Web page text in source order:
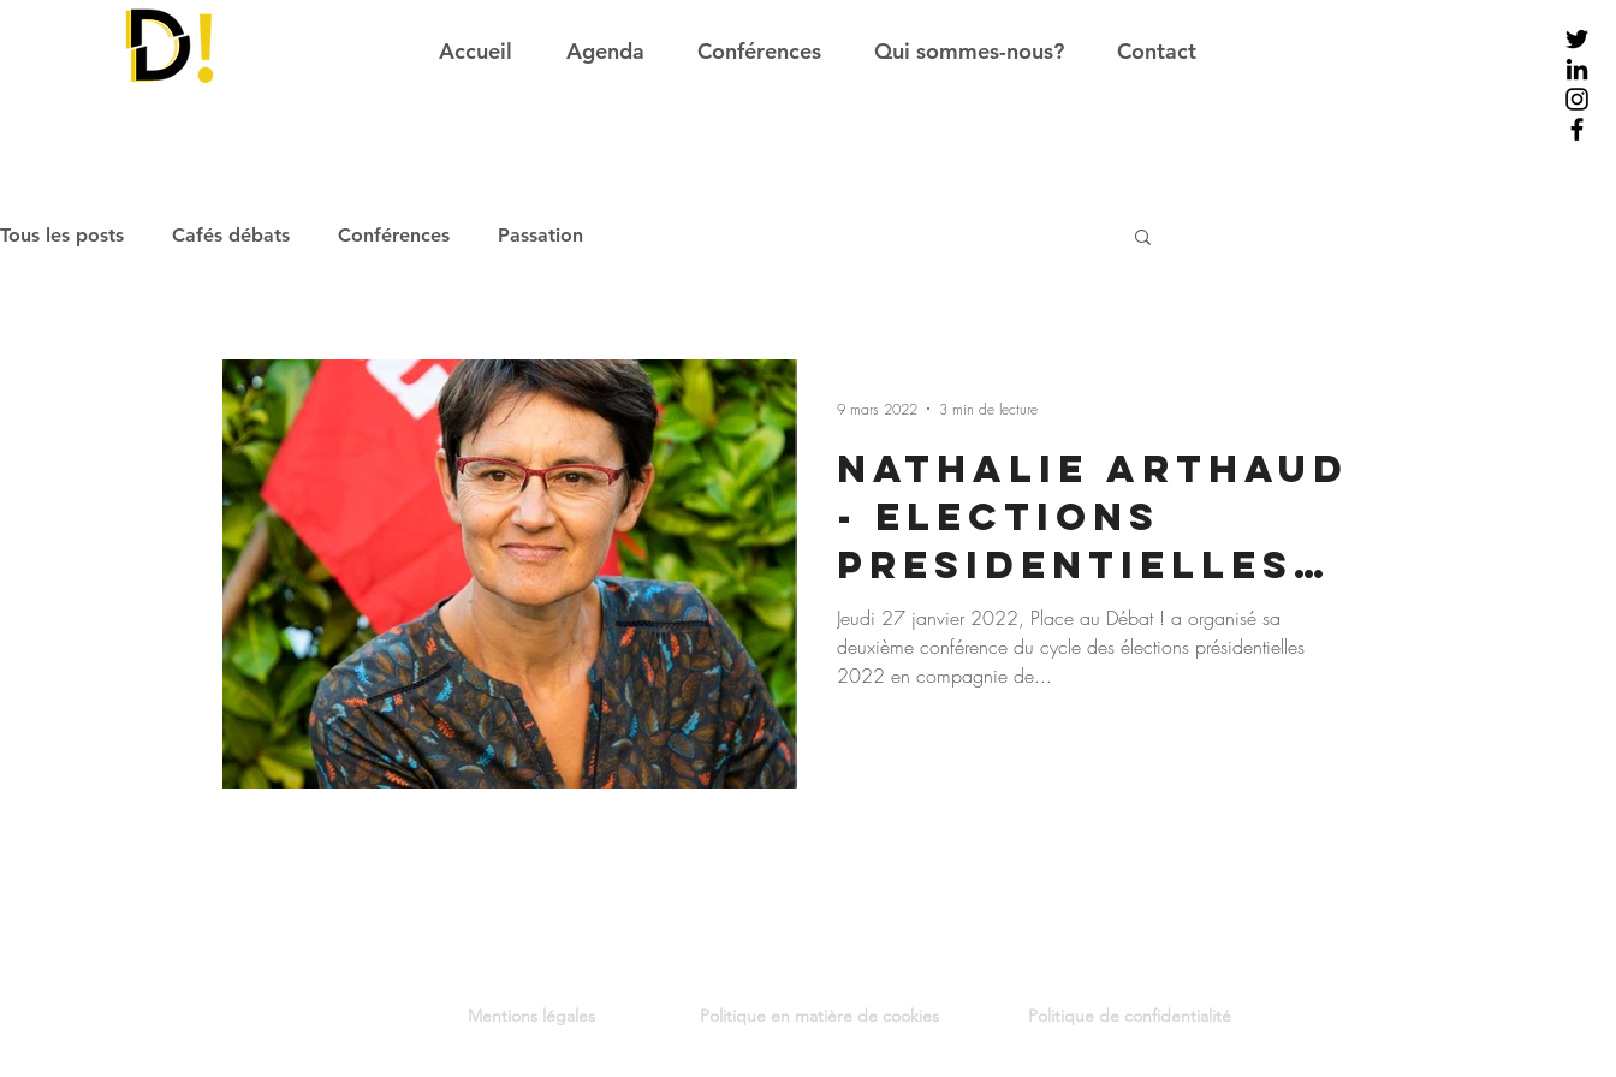
Accueil Agenda Conférences Qui sommes-nous? Contact
Tous les posts Cafés débats Conférences Passation
Nathalie Arthaud
- ELECTIONS
PRESIDENTIELLES
2022
Jeudi 27 janvier 2022, Place au Débat ! a organisé sa
deuxième conférence du cycle des élections présidentielles
2022 en compagnie de...
9 mars 2022 3 min de lecture
Mentions légales Politique en matière de cookies Politique de confidentialité